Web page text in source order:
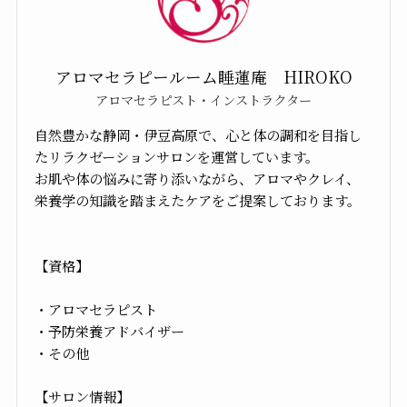
アロマセラピールーム睡蓮庵 HIROKO
アロマセラピスト・インストラクター
自然豊かな静岡・伊豆高原で、心と体の調和を目指し
たリラクゼーションサロンを運営しています。
お肌や体の悩みに寄り添いながら、アロマやクレイ、
栄養学の知識を踏まえたケアをご提案しております。
【資格】
・アロマセラピスト
・予防栄養アドバイザー
・その他
【サロン情報】